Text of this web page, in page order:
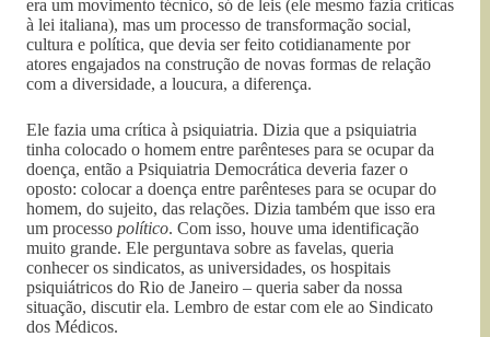
era um movimento técnico, só de leis (ele mesmo fazia críticas
à lei italiana), mas um processo de transformação social,
cultura e política, que devia ser feito cotidianamente por
atores engajados na construção de novas formas de relação
com a diversidade, a loucura, a diferença.
Ele fazia uma crítica à psiquiatria. Dizia que a psiquiatria
tinha colocado o homem entre parênteses para se ocupar da
doença, então a Psiquiatria Democrática deveria fazer o
oposto: colocar a doença entre parênteses para se ocupar do
homem, do sujeito, das relações. Dizia também que isso era
um processo político. Com isso, houve uma identificação
muito grande. Ele perguntava sobre as favelas, queria
conhecer os sindicatos, as universidades, os hospitais
psiquiátricos do Rio de Janeiro – queria saber da nossa
situação, discutir ela. Lembro de estar com ele ao Sindicato
dos Médicos.